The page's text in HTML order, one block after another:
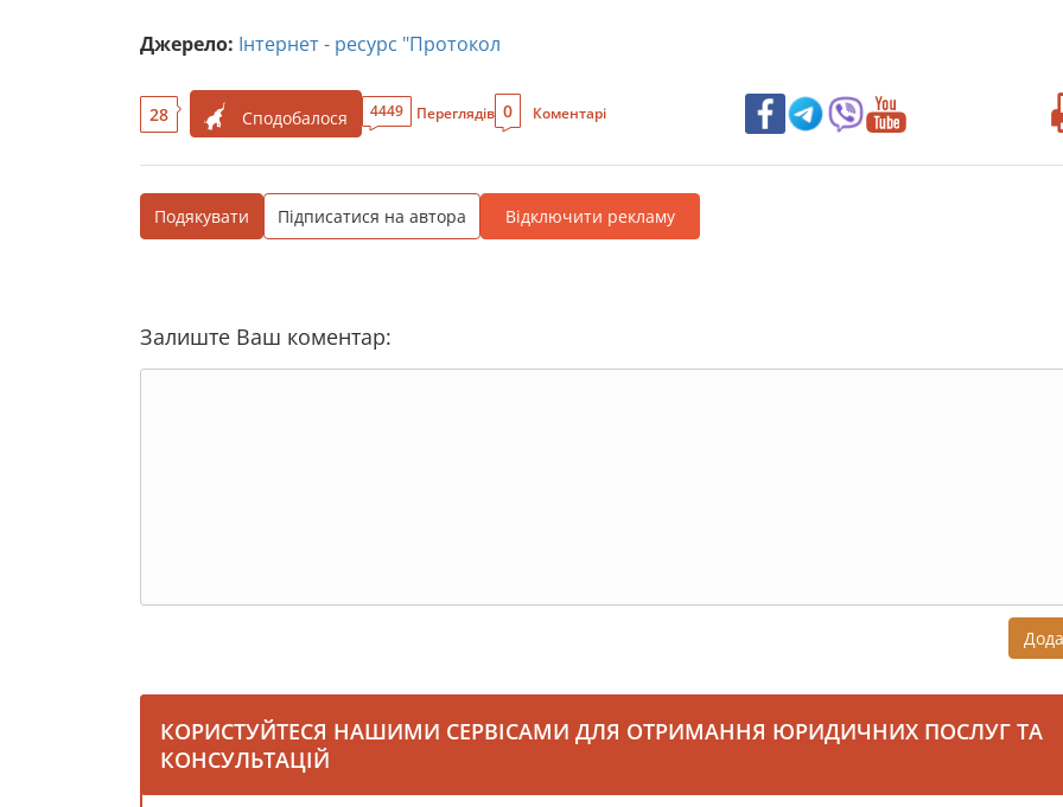
Джерело: Інтернет - ресурс "Протокол
28 Сподобалося 4449 Переглядів 0 Коментарі
Подякувати Підписатися на автора Відключити рекламу
Залиште Ваш коментар:
КОРИСТУЙТЕСЯ НАШИМИ СЕРВІСАМИ ДЛЯ ОТРИМАННЯ ЮРИДИЧНИХ ПОСЛУГ ТА
КОНСУЛЬТАЦІЙ